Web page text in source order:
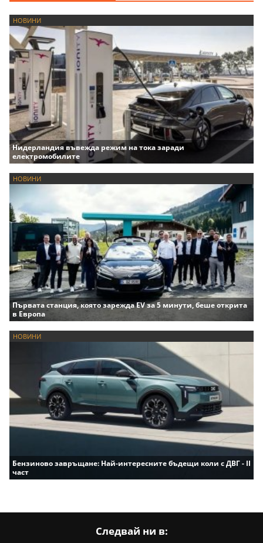
НОВИНИ
Нидерландия въвежда режим на тока заради
електромобилите
НОВИНИ
Първата станция, която зарежда EV за 5 минути, беше открита
в Европа
НОВИНИ
Бензиново завръщане: Най-интересните бъдещи коли с ДВГ - II
част
Следвай ни в: